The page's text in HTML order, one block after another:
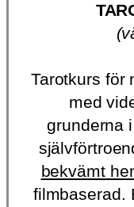
Tarotkurs för
med
grunderna
bekvämt
filmbaserad.